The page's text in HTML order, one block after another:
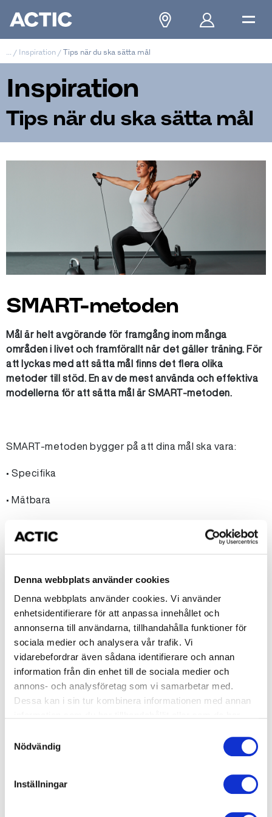
Denna webbplats använder cookies
Denna webbplats använder cookies. Vi använder
enhetsidentifierare för att anpassa innehållet och
annonserna till användarna, tillhandahålla funktioner för
sociala medier och analysera vår trafik. Vi
vidarebefordrar även sådana identifierare och annan
information från din enhet till de sociala medier och
annons- och analysföretag som vi samarbetar med.
Dessa kan i sin tur kombinera informationen med annan
Nödvändig
Inställningar
/ Inspiration / Tips när du ska sätta mål
Inspiration
Tips när du ska sätta mål
SMART-metoden
Mål är helt avgörande för framgång inom många
områden i livet och framförallt när det gäller träning. För
att lyckas med att sätta mål finns det flera olika
metoder till stöd. En av de mest använda och effektiva
modellerna för att sätta mål är SMART-metoden.
SMART-metoden bygger på att dina mål ska vara:
• Specifika
• Mätbara
• Realistiska
• Tidsatta
Följ dessa fem steg för att sätta dina SMARTa
träningsmål:
1. Skriv ned det som är specifikt.
uthållighet”.